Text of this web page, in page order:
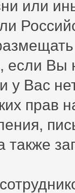
или
если Вы
у Вас
прав
также